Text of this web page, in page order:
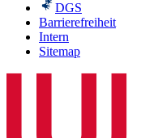
DGS
Barrierefreiheit
Intern
Sitemap